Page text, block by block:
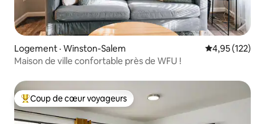
Logement · Winston-Salem Note
4,95 (122)
Maison de ville confortable près de WFU !
Coup de cœur voyageurs parmi les plus aimés
Coup de cœur voyageurs